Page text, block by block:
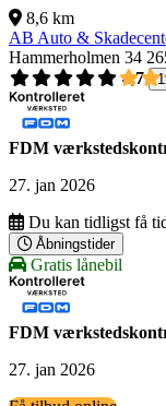
8,6 km
AB Auto &
Hammerholmen 34
4,7
FDM
27. jan 2026
Du kan tidligst få
Åbningstider
Gratis lånebil
FDM
27. jan 2026